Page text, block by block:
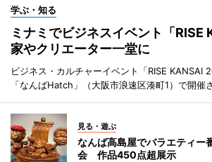
学ぶ・知る
ミナミでビジネスイベント「
家やクリエーター一堂に
ビジネス・カルチャーイベント「RISE KANSAI
「なんばHatch」（大阪市浪速区湊町1）で開催
見る・遊ぶ
なんば高島屋でバラエティー
会 作品450点超展示